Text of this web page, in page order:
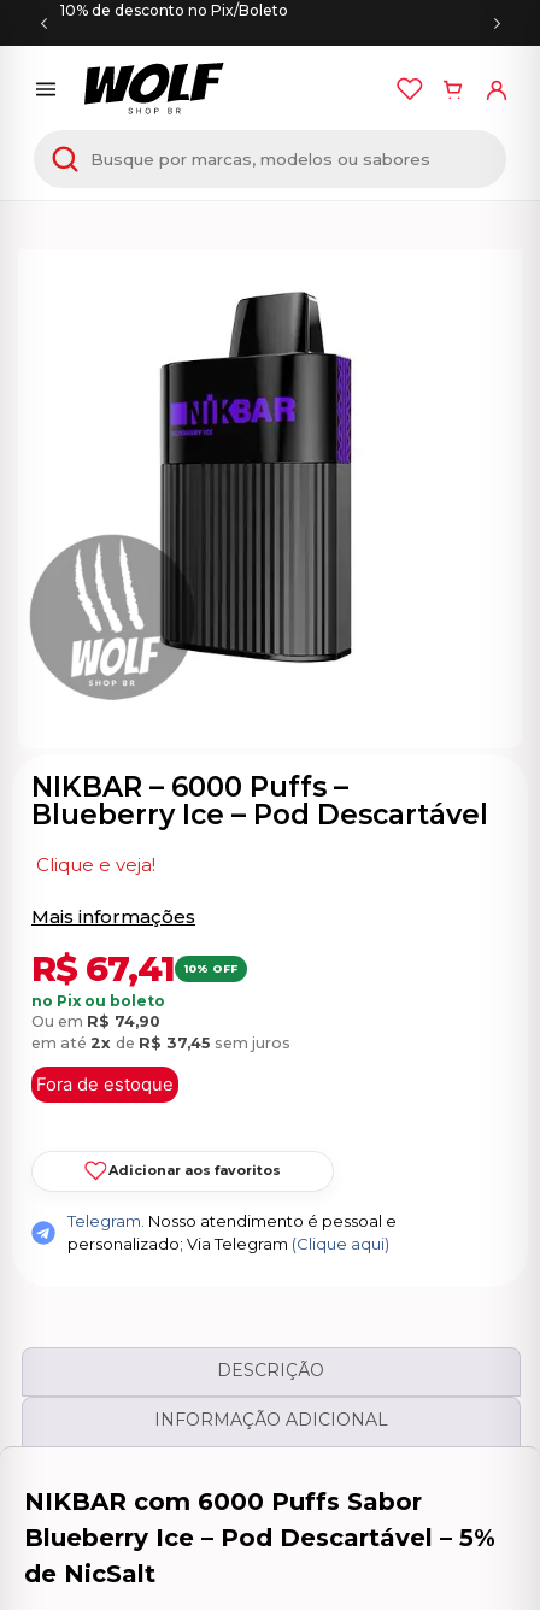
10% de desconto no Pix/Boleto
Início /NIKBAR/ NIKBAR – 6000 Puffs – Blueberry
NIKBAR – 6000 Puffs –
Blueberry Ice – Pod Descartável
Clique e veja!
Mais informações
R$67,41 10% OFF
no Pix ou boleto
Ou em R$ 74,90
em até 2x de R$ 37,45 sem juros
Fora de estoque
Adicionar aos favoritos
Telegram. Nosso atendimento é pessoal e
personalizado; Via Telegram (Clique aqui)
DESCRIÇÃO
INFORMAÇÃO ADICIONAL
NIKBAR com 6000 Puffs Sabor
Blueberry Ice – Pod Descartável – 5%
de NicSalt